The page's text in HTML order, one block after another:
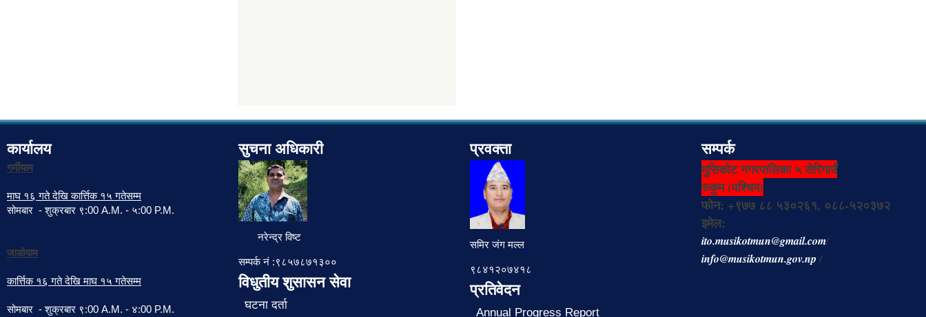
कार्यालय
गर्मीयाम
माघ १६ गते देखि कार्त्तिक १५ गतेसम्म
सोमबार - शुक्रबार ९:00 A.M. - ५:00 P.M.
जाडोयाम
कार्त्तिक १६ गते देखि माघ १५ गतेसम्म
सोमबार - शुक्रबार ९:00 A.M. - ४:00 P.M.
सुचना अधिकारी
नरेन्द्र विष्ट
सम्पर्क नं :९८५७८७१३००
विधुतीय शुसासन सेवा
घटना दर्ता
प्रवक्ता
समिर जंग मल्ल
९८४१२०७४१८
प्रतिवेदन
Annual Progress Report
सम्पर्क
मुसिकोट नगरपालिका ५ सेरिगाउँ
रुकुम (पश्चिम)
फोन: +९७७ ८८ ५३०२६१, ०८८-५२०३७२
इमेल:
ito.musikotmun@gmail.com/
info@musikotmun.gov.np/